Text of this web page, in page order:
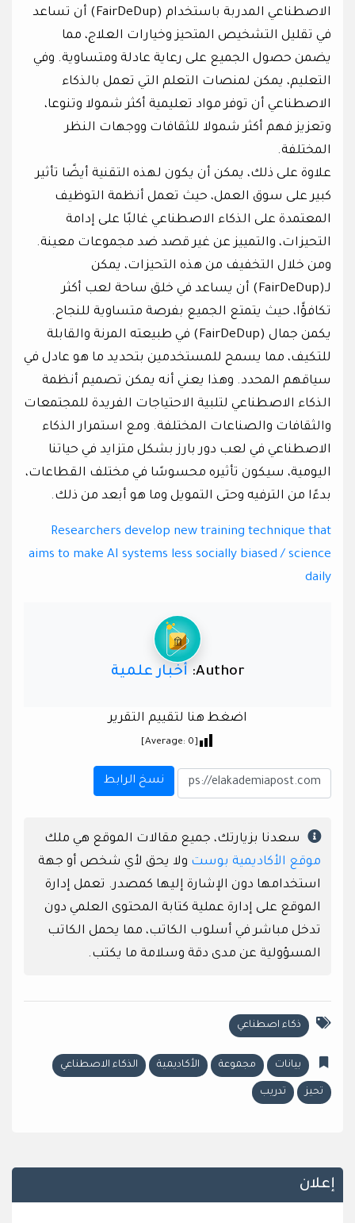
الاصطناعي المدربة باستخدام (FairDeDup) أن تساعد
في تقليل التشخيص المتحيز وخيارات العلاج، مما
يضمن حصول الجميع على رعاية عادلة ومتساوية. وفي
التعليم، يمكن لمنصات التعلم التي تعمل بالذكاء
الاصطناعي أن توفر مواد تعليمية أكثر شمولا وتنوعا،
وتعزيز فهم أكثر شمولا للثقافات ووجهات النظر
المختلفة.
علاوة على ذلك، يمكن أن يكون لهذه التقنية أيضًا تأثير
كبير على سوق العمل، حيث تعمل أنظمة التوظيف
المعتمدة على الذكاء الاصطناعي غالبًا على إدامة
التحيزات، والتمييز عن غير قصد ضد مجموعات معينة.
ومن خلال التخفيف من هذه التحيزات، يمكن
لـ(FairDeDup) أن يساعد في خلق ساحة لعب أكثر
تكافؤًا، حيث يتمتع الجميع بفرصة متساوية للنجاح.
يكمن جمال (FairDeDup) في طبيعته المرنة والقابلة
للتكيف، مما يسمح للمستخدمين بتحديد ما هو عادل في
سياقهم المحدد. وهذا يعني أنه يمكن تصميم أنظمة
الذكاء الاصطناعي لتلبية الاحتياجات الفريدة للمجتمعات
والثقافات والصناعات المختلفة. ومع استمرار الذكاء
الاصطناعي في لعب دور بارز بشكل متزايد في حياتنا
اليومية، سيكون تأثيره محسوسًا في مختلف القطاعات،
بدءًا من الترفيه وحتى التمويل وما هو أبعد من ذلك.
Researchers develop new training technique that
aims to make AI systems less socially biased / science
daily
Author: أخبار علمية
اضغط هنا لتقييم التقرير
[Average:
0
]
نسخ الرابط
سعدنا بزيارتك، جميع مقالات الموقع هي ملك
موقع الأكاديمية بوست ولا يحق لأي شخص أو جهة
استخدامها دون الإشارة إليها كمصدر. تعمل إدارة
الموقع على إدارة عملية كتابة المحتوى العلمي دون
تدخل مباشر في أسلوب الكاتب، مما يحمل الكاتب
المسؤولية عن مدى دقة وسلامة ما يكتب.
ذكاء اصطناعي
بيانات مجموعة الأكاديمية الذكاء الاصطناعي
تحيز تدريب
إعلان